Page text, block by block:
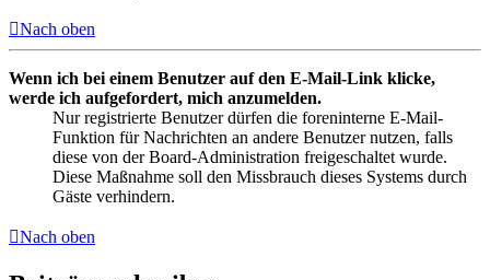
Nach oben
Wenn ich bei einem Benutzer auf den E-Mail-Link klicke,
werde ich aufgefordert, mich anzumelden.
Nur registrierte Benutzer dürfen die foreninterne E-Mail-
Funktion für Nachrichten an andere Benutzer nutzen, falls
diese von der Board-Administration freigeschaltet wurde.
Diese Maßnahme soll den Missbrauch dieses Systems durch
Gäste verhindern.
Nach oben